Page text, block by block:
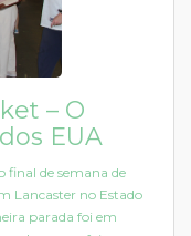
– O
EUA
de semana de
Lancaster no Estado
parada foi em